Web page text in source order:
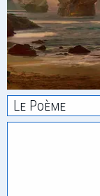
Le Poème